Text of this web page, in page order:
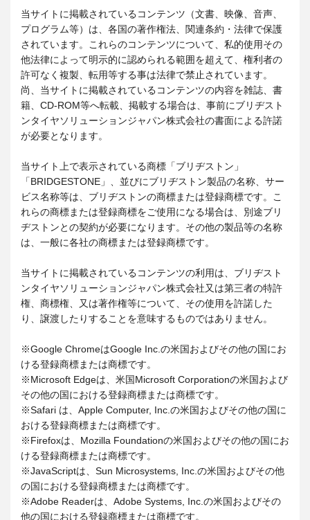
当サイトに掲載されているコンテンツ（文書、映像、音声、
プログラム等）は、各国の著作権法、関連条約・法律で保護
されています。これらのコンテンツについて、私的使用その
他法律によって明示的に認められる範囲を超えて、権利者の
許可なく複製、転用等する事は法律で禁止されています。
尚、当サイトに掲載されているコンテンツの内容を雑誌、書
籍、CD-ROM等へ転載、掲載する場合は、事前にブリヂスト
ンタイヤソリューションジャパン株式会社の書面による許諾
が必要となります。
当サイト上で表示されている商標「ブリヂストン」
「BRIDGESTONE」、並びにブリヂストン製品の名称、サー
ビス名称等は、ブリヂストンの商標または登録商標です。こ
れらの商標または登録商標をご使用になる場合は、別途ブリ
ヂストンとの契約が必要になります。その他の製品等の名称
は、一般に各社の商標または登録商標です。
当サイトに掲載されているコンテンツの利用は、ブリヂスト
ンタイヤソリューションジャパン株式会社又は第三者の特許
権、商標権、又は著作権等について、その使用を許諾した
り、譲渡したりすることを意味するものではありません。
※Google ChromeはGoogle Inc.の米国およびその他の国にお
ける登録商標または商標です。
※Microsoft Edgeは、米国Microsoft Corporationの米国および
その他の国における登録商標または商標です。
※Safari は、Apple Computer, Inc.の米国およびその他の国に
おける登録商標または商標です。
※Firefoxは、Mozilla Foundationの米国およびその他の国にお
ける登録商標または商標です。
※JavaScriptは、Sun Microsystems, Inc.の米国およびその他
の国における登録商標または商標です。
※Adobe Readerは、Adobe Systems, Inc.の米国およびその
他の国における登録商標または商標です。